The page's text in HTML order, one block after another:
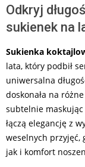
Odkryj
sukienek na
Sukienka
lata, który podbił
uniwersalna
doskonała na
subtelnie
łączą elegancję z
weselnych przyjęć,
jak i komfort